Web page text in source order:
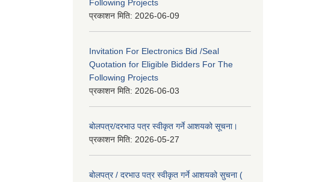
Following Projects
प्रकाशन मिति: 2026-06-09
Invitation For Electronics Bid /Seal
Quotation for Eligible Bidders For The
Following Projects
प्रकाशन मिति: 2026-06-03
बोलपत्र/दरभाउ पत्र स्वीकृत गर्ने आशयको सूचना।
प्रकाशन मिति: 2026-05-27
बोलपत्र / दरभाउ पत्र स्वीकृत गर्ने आशयको सुचना (